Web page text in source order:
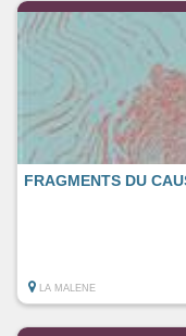
FRAGMENTS DU
LA MALENE